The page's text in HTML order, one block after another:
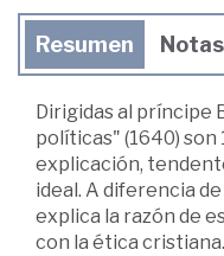
Resumen Notas
Dirigidas al príncipe
políticas" (1640) son
explicación,
ideal. A diferencia
explica la razón de
con la ética